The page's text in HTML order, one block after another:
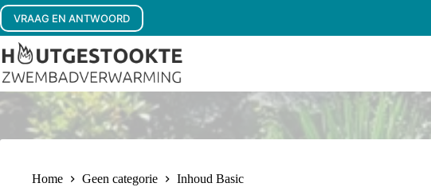
Ga
naar
de
inhoud
VRAAG EN ANTWOORD
Home Geen categorie Inhoud Basic